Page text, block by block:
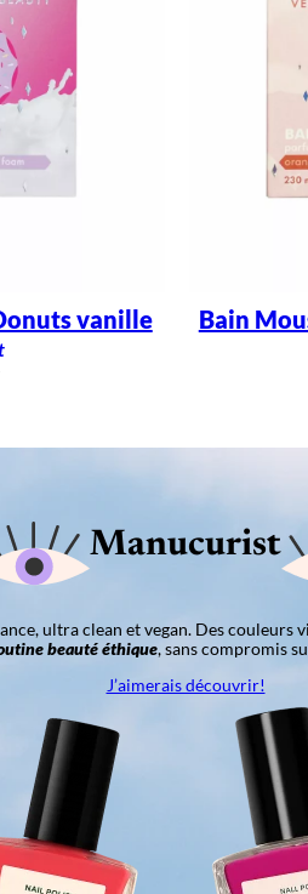
vanille Bain
Manucurist
ultra clean et vegan. Des couleurs
beauté éthique, sans compromis
J’aimerais découvrir!